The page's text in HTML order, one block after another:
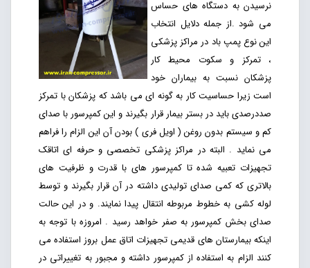
نرسیدن به دستگاه های حساس
می شود .از جمله دلایل انتخاب
این نوع پمپ باد در مراکز پزشکی
، تمرکز و سکوت محیط کار
پزشکان نسبت به بیماران خود
است زیرا حساسیت کار به گونه ای می باشد که پزشکان با تمرکز
صددرصدی باید در بستر بیمار قرار بگیرند و این کمپرسور با صدای
کم و سیستم بدون روغن ( اویل فری ) بودن آن این الزام را فراهم
می نماید . البته در مراکز پزشکی تخصصی و حرفه ای اتاقک
تجهیزات تعبیه شده تا کمپرسور های با قدرت و ظرفیت های
بالاتری که کمی صدای تولیدی داشته در آن قرار بگیرند و توسط
لوله کشی به خطوط مربوطه انتقال پیدا نمایند. و در این حالت
صدای بخش کمپرسور به صفر خواهد رسید . امروزه با توجه به
اینکه بیمارستان های قدیمی تجهیزات اتاق عمل بروز استفاده می
کنند الزام به استفاده از کمپرسور داشته و مجبور به تغییراتی در